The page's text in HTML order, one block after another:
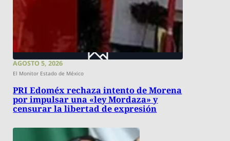
AGOSTO 5, 2026
El Monitor Estado de México
PRI Edoméx rechaza intento de Morena
por impulsar una «ley Mordaza» y
censurar la libertad de expresión